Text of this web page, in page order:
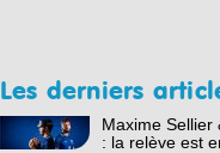
Les derniers
Maxime Sellier
: la relève est